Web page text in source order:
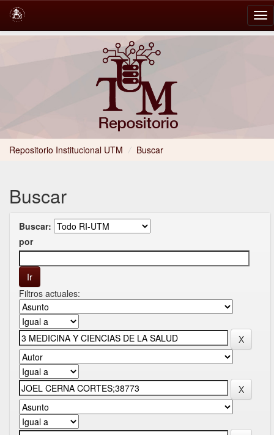
Repositorio Institucional UTM / Buscar
Buscar
Buscar:
por
Filtros actuales: